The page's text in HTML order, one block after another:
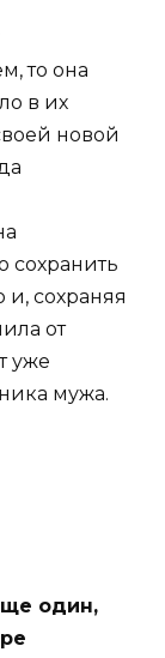
то она
в их
новой
сохранить
и, сохраняя
от
уже
мужа.
один,